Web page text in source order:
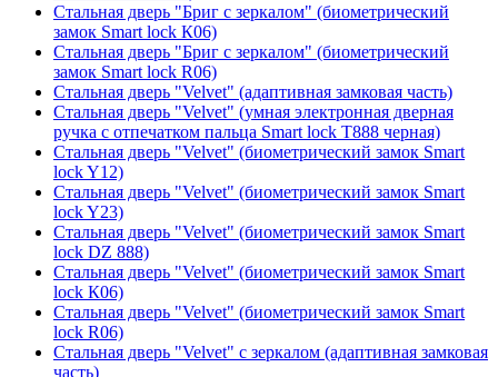
Стальная дверь "Бриг с зеркалом" (биометрический
замок Smart lock К06)
Стальная дверь "Бриг с зеркалом" (биометрический
замок Smart lock R06)
Стальная дверь "Velvet" (адаптивная замковая часть)
Стальная дверь "Velvet" (умная электронная дверная
ручка с отпечатком пальца Smart lock T888 черная)
Стальная дверь "Velvet" (биометрический замок Smart
lock Y12)
Стальная дверь "Velvet" (биометрический замок Smart
lock Y23)
Стальная дверь "Velvet" (биометрический замок Smart
lock DZ 888)
Стальная дверь "Velvet" (биометрический замок Smart
lock К06)
Стальная дверь "Velvet" (биометрический замок Smart
lock R06)
Стальная дверь "Velvet" с зеркалом (адаптивная замковая
часть)